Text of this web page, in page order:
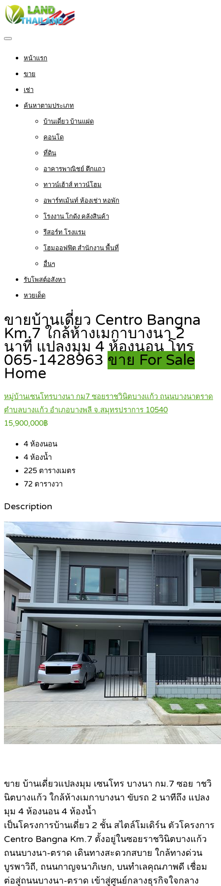
หน้าแรก
ขาย
เช่า
ค้นหาตามประเภท
บ้านเดี่ยว บ้านแฝด
คอนโด
ที่ดิน
อาคารพาณิชย์ ตึกแถว
ทาวน์เฮ้าส์ ทาวน์โฮม
อพาร์ทเม้นท์ ห้องเช่า หอพัก
โรงงาน โกดัง คลังสินค้า
รีสอร์ท โรงแรม
โฮมออฟฟิต สำนักงาน พื้นที่
อื่นๆ
รับโพสต์อสังหา
หวยเด็ด
ขายบ้านเดี่ยว Centro Bangna
Km.7 ใกล้ห้างเมกาบางนา 2
นาที แปลงมุม 4 ห้องนอน โทร
065-1428963 ขาย For Sale
Home
หมู่บ้านเซนโทรบางนา กม7 ซอยราชวินิตบางแก้ว ถนนบางนาตราด
ตำบลบางแก้ว อำเภอบางพลี จ.สมุทรปราการ 10540
15,900,000฿
4 ห้องนอน
4 ห้องน้ำ
225 ตารางเมตร
72 ตารางวา
Description
ขาย บ้านเดี่ยวแปลงมุม เซนโทร บางนา กม.7 ซอย าชวิ
นิตบางแก้ว ใกล้ห้างเมกาบางนา ขับรถ 2 นาทีถึง แปลง
มุม 4 ห้องนอน 4 ห้องน้ำ
เป็นโครงการบ้านเดี่ยว 2 ชั้น สไตล์โมเดิร์น ตัวโครงการ
Centro Bangna Km.7 ตั้งอยู่ในซอยราชวินิตบางแก้ว
ถนนบางนา-ตราด เดินทางสะดวกสบาย ใกล้ทางด่วน
บูรพาวิถี, ถนนกาญจนาภิเษก, บนทำเลคุณภาพดี เชื่อม
ต่อสู่ถนนบางนา-ตราด เข้าสู่ศูนย์กลางธุรกิจใจกลาง